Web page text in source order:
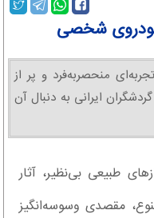
شخصی
منحصر‌به‌فرد و پر از
ایرانی به دنبال آن
طبیعی بی‌نظیر، آثار
مقصدی وسوسه‌انگیز